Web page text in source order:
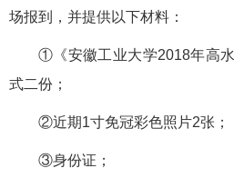
场报到，并提供以下材料：
①《安徽工业大学2018年高
式二份；
②近期1寸免冠彩色照片2张；
③身份证；